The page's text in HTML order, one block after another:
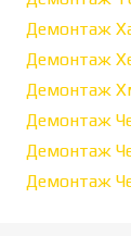
Демонтаж
Демонтаж
Демонтаж
Демонтаж
Демонтаж
Демонтаж